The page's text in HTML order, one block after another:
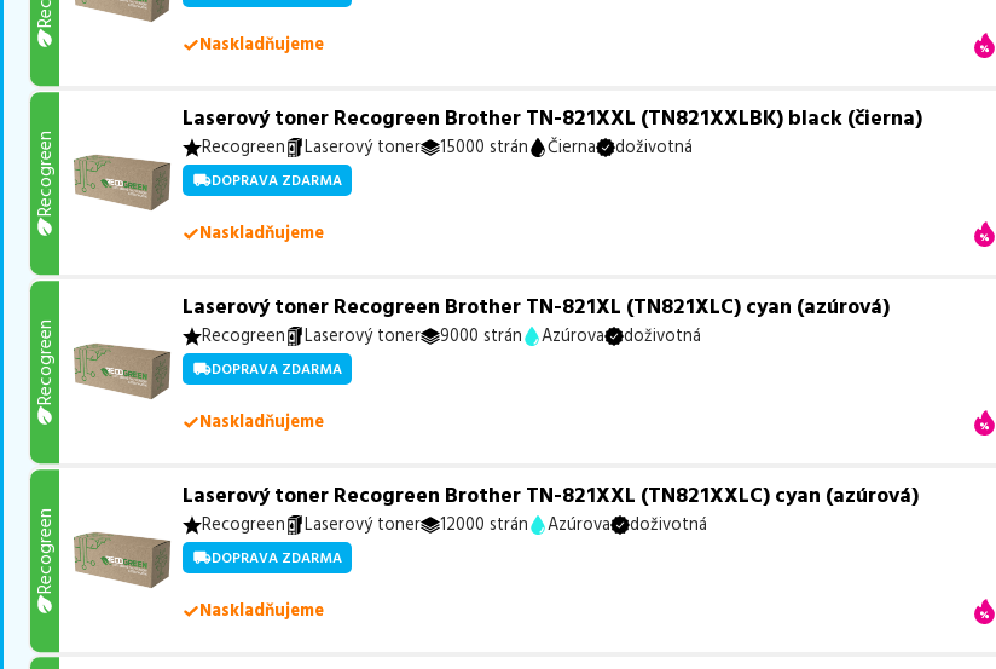
Naskladňujeme
Recogreen
Laserový toner Recogreen Brother TN-821XXL (TN821XXLBK) black (čierna)
Recogreen Laserový toner 15000 strán Čierna doživotná
DOPRAVA ZDARMA
Naskladňujeme
Recogreen
Laserový toner Recogreen Brother TN-821XL (TN821XLC) cyan (azúrová)
Recogreen Laserový toner 9000 strán Azúrova doživotná
DOPRAVA ZDARMA
Naskladňujeme
Recogreen
Laserový toner Recogreen Brother TN-821XXL (TN821XXLC) cyan (azúrová)
Recogreen Laserový toner 12000 strán Azúrova doživotná
DOPRAVA ZDARMA
Naskladňujeme